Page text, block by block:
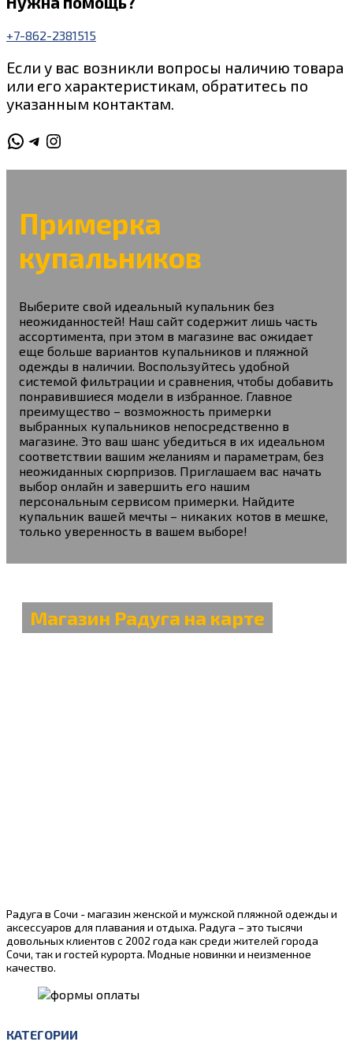
+7-862-2381515
Если у вас возникли вопросы наличию товара
или его характеристикам, обратитесь по
указанным контактам.
WhatsApp Telegram Instagram
Примерка
купальников
Выберите свой идеальный купальник без
неожиданностей! Наш сайт содержит лишь часть
ассортимента, при этом в магазине вас ожидает
еще больше вариантов купальников и пляжной
одежды в наличии. Воспользуйтесь удобной
системой фильтрации и сравнения, чтобы добавить
понравившиеся модели в избранное. Главное
преимущество – возможность примерки
выбранных купальников непосредственно в
магазине. Это ваш шанс убедиться в их идеальном
соответствии вашим желаниям и параметрам, без
неожиданных сюрпризов. Приглашаем вас начать
выбор онлайн и завершить его нашим
персональным сервисом примерки. Найдите
купальник вашей мечты – никаких котов в мешке,
только уверенность в вашем выборе!
Магазин Радуга на карте
Радуга в Сочи - магазин женской и мужской пляжной одежды и
аксессуаров для плавания и отдыха. Радуга – это тысячи
довольных клиентов с 2002 года как среди жителей города
Сочи, так и гостей курорта. Модные новинки и неизменное
качество.
КАТЕГОРИИ